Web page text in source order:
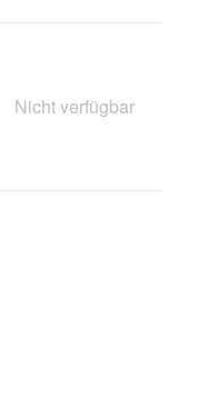
Nicht verfügbar